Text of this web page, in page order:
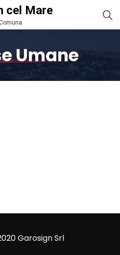
cel Mare
Umane
Garosign Srl